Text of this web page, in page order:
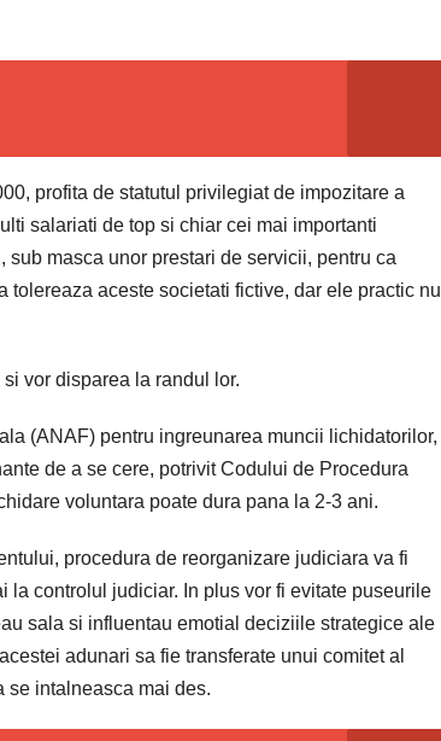
profita de statutul privilegiat de impozitare a
salariati de top si chiar cei mai importanti
masca unor prestari de servicii, pentru ca
aceste societati fictive, dar ele practic nu
vor disparea la randul lor.
(ANAF) pentru ingreunarea muncii lichidatorilor,
de a se cere, potrivit Codului de Procedura
voluntara poate dura pana la 2-3 ani.
procedura de reorganizare judiciara va fi
controlul judiciar. In plus vor fi evitate puseurile
sala si influentau emotial deciziile strategice ale
adunari sa fie transferate unui comitet al
se intalneasca mai des.